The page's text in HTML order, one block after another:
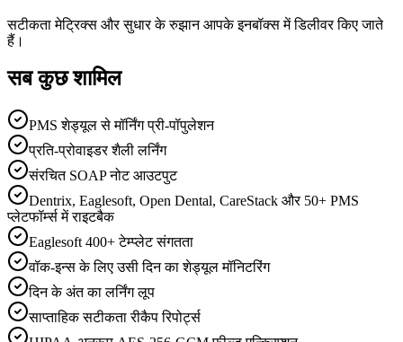
सटीकता मेट्रिक्स और सुधार के रुझान आपके इनबॉक्स में डिलीवर किए जाते
हैं।
सब कुछ शामिल
PMS शेड्यूल से मॉर्निंग प्री-पॉपुलेशन
प्रति-प्रोवाइडर शैली लर्निंग
संरचित SOAP नोट आउटपुट
Dentrix, Eaglesoft, Open Dental, CareStack और 50+ PMS
प्लेटफॉर्म्स में राइटबैक
Eaglesoft 400+ टेम्प्लेट संगतता
वॉक-इन्स के लिए उसी दिन का शेड्यूल मॉनिटरिंग
दिन के अंत का लर्निंग लूप
साप्ताहिक सटीकता रीकैप रिपोर्ट्स